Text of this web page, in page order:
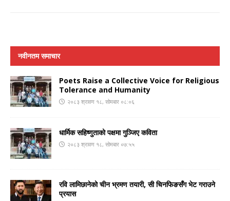
नवीनतम समाचार
Poets Raise a Collective Voice for Religious
Tolerance and Humanity
२०८३ श्रावण १८, सोमबार ०८:०६
धार्मिक सहिष्णुताको पक्षमा गुञ्जिए कविता
२०८३ श्रावण १८, सोमबार ०७:५५
रवि लामिछानेको चीन भ्रमण तयारी, सी चिनफिङसँग भेट गराउने
प्रयास